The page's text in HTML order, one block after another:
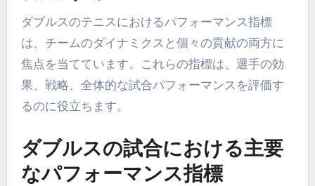
ダブルスのテニスにおけるパフォーマンス指標
は、チームのダイナミクスと個々の貢献の両方に
焦点を当てています。これらの指標は、選手の効
果、戦略、全体的な試合パフォーマンスを評価す
るのに役立ちます。
ダブルスの試合における主要
なパフォーマンス指標